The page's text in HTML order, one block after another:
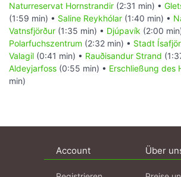
Naturreservat Hornstrandir (2:31 min) •
(1:59 min) • Saline Reykhólar (1:40 min) •
Vatnsfjörður (1:35 min) • Djúpavík (2:00
Polarfuchszentrum (2:32 min) • Stadt
Valagil (0:41 min) • Rauðisandur Strand
Aldeyjarfoss (0:55 min) • Erschließung des
min)
Account Über